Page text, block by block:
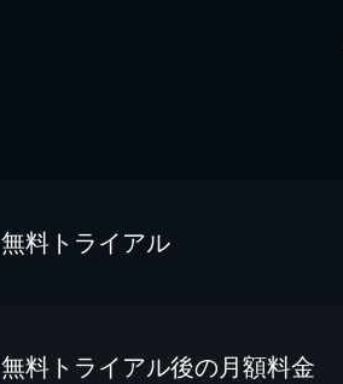
無料トライアル
無料トライアル後の⽉額料金